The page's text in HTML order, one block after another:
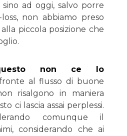
ad oggi, salvo porre
non abbiamo preso
piccola posizione che
non ce lo
al flusso di buone
risalgono in maniera
ci lascia assai perplessi.
comunque il
considerando che ai